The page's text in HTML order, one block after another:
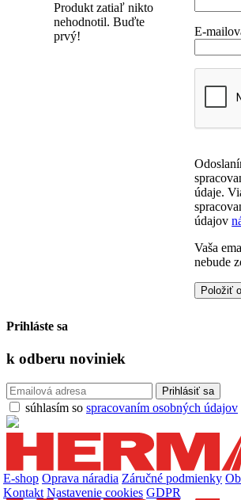
Produkt zatiaľ nikto
nehodnotil. Buďte
prvý!
E-
údaje.
údajov
Vaša
nebude
Prihláste sa
k odberu noviniek
súhlasím so spracovaním osobných údajov
E-shop Oprava náradia Záručné podmienky
Kontakt Nastavenie cookies GDPR